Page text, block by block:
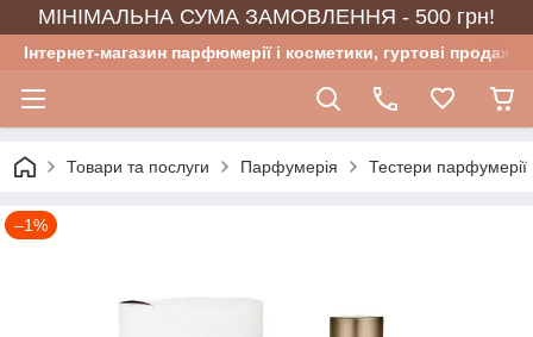
МІНІМАЛЬНА СУМА ЗАМОВЛЕННЯ - 500 грн!
Інтернет-магазин парфюмерії і косметики, гуртові продажі
Товари та послуги Парфумерія Тестери парфумерії
–1%